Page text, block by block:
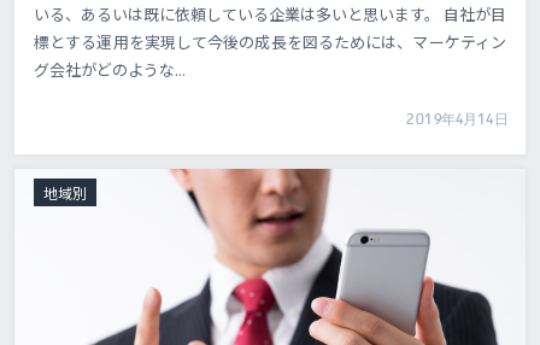
いる、あるいは既に依頼している企業は多いと思います。 自社が目
標とする運用を実現して今後の成長を図るためには、マーケティン
グ会社がどのような...
2019年4月14日
地域別